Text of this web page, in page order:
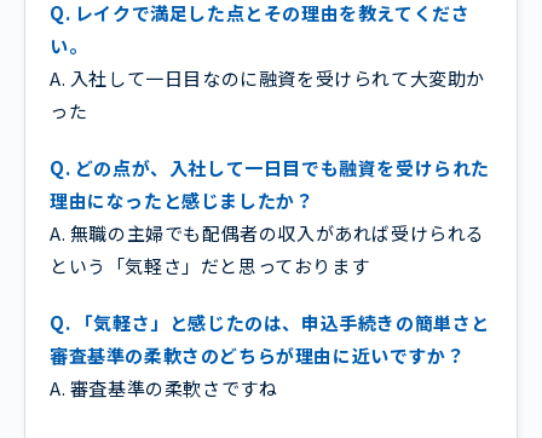
Q. レイクで満足した点とその理由を教えてくださ
い。
A. 入社して一日目なのに融資を受けられて大変助か
った
Q. どの点が、入社して一日目でも融資を受けられた
理由になったと感じましたか？
A. 無職の主婦でも配偶者の収入があれば受けられる
という「気軽さ」だと思っております
Q. 「気軽さ」と感じたのは、申込手続きの簡単さと
審査基準の柔軟さのどちらが理由に近いですか？
A. 審査基準の柔軟さですね